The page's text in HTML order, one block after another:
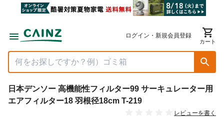
ログイン・新規会員登録
カート
日本デンソー 高機能性フィルター99 サーキュレーター用
エアフィルター18 羽根径18cm T-219
レビューを書く